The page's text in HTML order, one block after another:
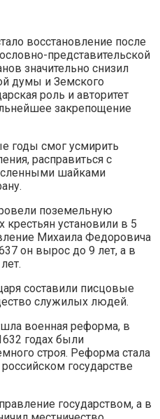
восстановление после
представительской
значительно снизил
думы и Земского
роль и авторитет
закрепощение
годы смог усмирить
расправиться с
шайками
поземельную
крестьян установили в 5
Михаила Федоровича
он вырос до 9 лет, а в
составили писцовые
служилых людей.
военная реформа, в
годах были
строя. Реформа стала
государстве
государством, а в